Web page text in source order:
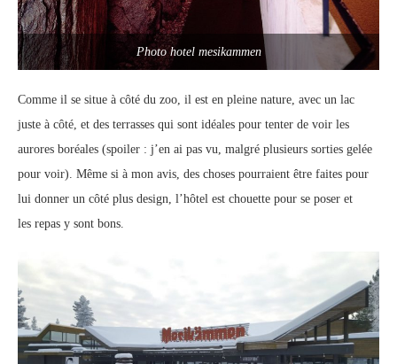
Photo hotel mesikammen
Comme il se situe à côté du zoo, il est en pleine nature, avec un lac
juste à côté, et des terrasses qui sont idéales pour tenter de voir les
aurores boréales (spoiler : j’en ai pas vu, malgré plusieurs sorties gelée
pour voir). Même si à mon avis, des choses pourraient être faites pour
lui donner un côté plus design, l’hôtel est chouette pour se poser et
les repas y sont bons.